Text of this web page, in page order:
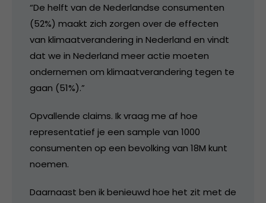
“De helft van de Nederlandse consumenten
(52%) maakt zich zorgen over de effecten
van klimaatverandering in Nederland en vindt
dat we in Nederland meer actie moeten
ondernemen om klimaatverandering tegen te
gaan (51%).”
Opvallende claims. Ik vraag me af hoe
representatief je een sample van 1000
consumenten op een bevolking van 18M kunt
noemen.
Daarnaast ben ik benieuwd hoe het zit met de